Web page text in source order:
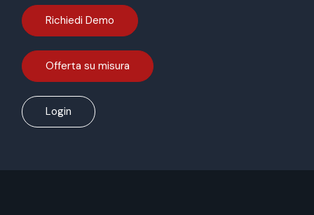
Richiedi Demo
Offerta su misura
Login